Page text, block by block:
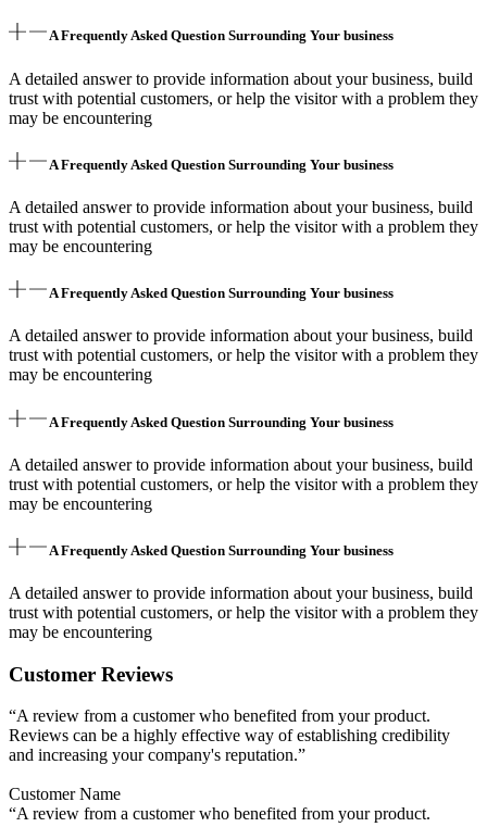
A Frequently Asked Question Surrounding Your business
A detailed answer to provide information about your business, build
trust with potential customers, or help the visitor with a problem they
may be encountering
A Frequently Asked Question Surrounding Your business
A detailed answer to provide information about your business, build
trust with potential customers, or help the visitor with a problem they
may be encountering
A Frequently Asked Question Surrounding Your business
A detailed answer to provide information about your business, build
trust with potential customers, or help the visitor with a problem they
may be encountering
A Frequently Asked Question Surrounding Your business
A detailed answer to provide information about your business, build
trust with potential customers, or help the visitor with a problem they
may be encountering
A Frequently Asked Question Surrounding Your business
A detailed answer to provide information about your business, build
trust with potential customers, or help the visitor with a problem they
may be encountering
Customer Reviews
“A review from a customer who benefited from your product.
Reviews can be a highly effective way of establishing credibility
and increasing your company's reputation.”
Customer Name
“A review from a customer who benefited from your product.